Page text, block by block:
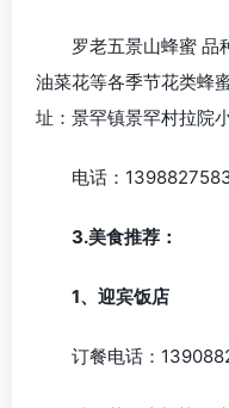
罗老五景山蜂蜜 品种
油菜花等各季节花类蜂
址：景罕镇景罕村拉院小
电话：
3.美食推荐：
1、迎宾饭店
订餐电话：